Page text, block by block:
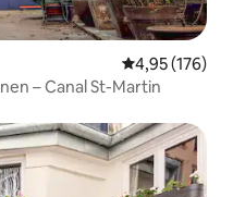
Gemiddelde
4,95 (176)
– Canal St-Martin